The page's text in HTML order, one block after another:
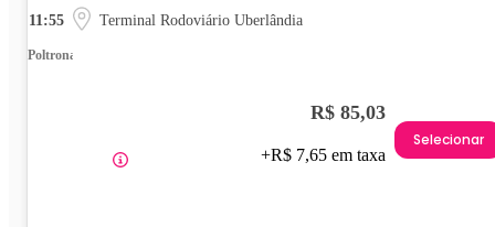
11:55 Terminal Rodoviário Uberlândia
Poltrona
R$ 85,03
+R$ 7,65 em taxa
Selecionar